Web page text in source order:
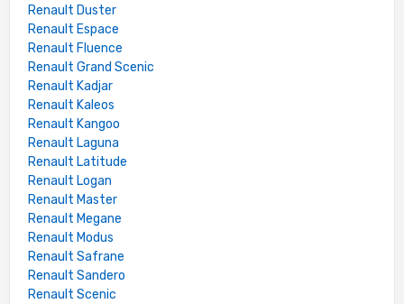
Renault Duster
Renault Espace
Renault Fluence
Renault Grand Scenic
Renault Kadjar
Renault Kaleos
Renault Kangoo
Renault Laguna
Renault Latitude
Renault Logan
Renault Master
Renault Megane
Renault Modus
Renault Safrane
Renault Sandero
Renault Scenic